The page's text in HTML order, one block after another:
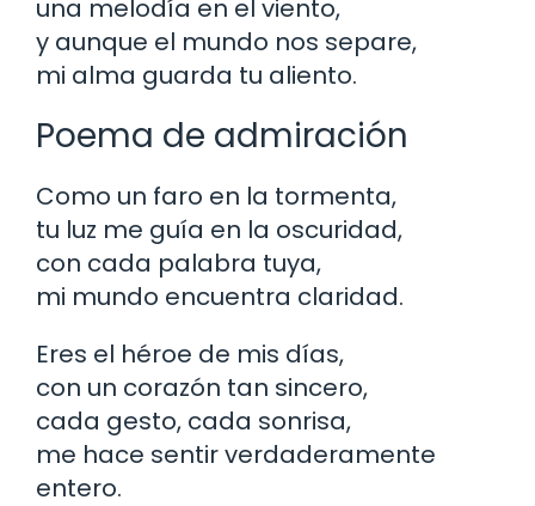
una melodía en el viento,
y aunque el mundo nos separe,
mi alma guarda tu aliento.
Poema de admiración
Como un faro en la tormenta,
tu luz me guía en la oscuridad,
con cada palabra tuya,
mi mundo encuentra claridad.
Eres el héroe de mis días,
con un corazón tan sincero,
cada gesto, cada sonrisa,
me hace sentir verdaderamente
entero.